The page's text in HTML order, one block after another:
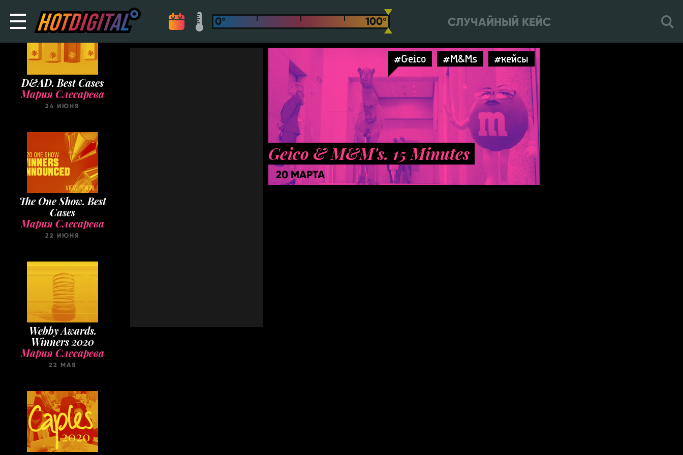
СЛУЧАЙНЫЙ КЕЙС
D&AD. Best Cases
Мария Слесарева
24 ИЮНЯ
The One Show. Best
Cases
Мария Слесарева
22 ИЮНЯ
Webby Awards.
Winners 2020
Мария Слесарева
22 МАЯ
#Geico #M&Ms #кейсы
Geico & M&M's. 15 Minutes
20 МАРТА